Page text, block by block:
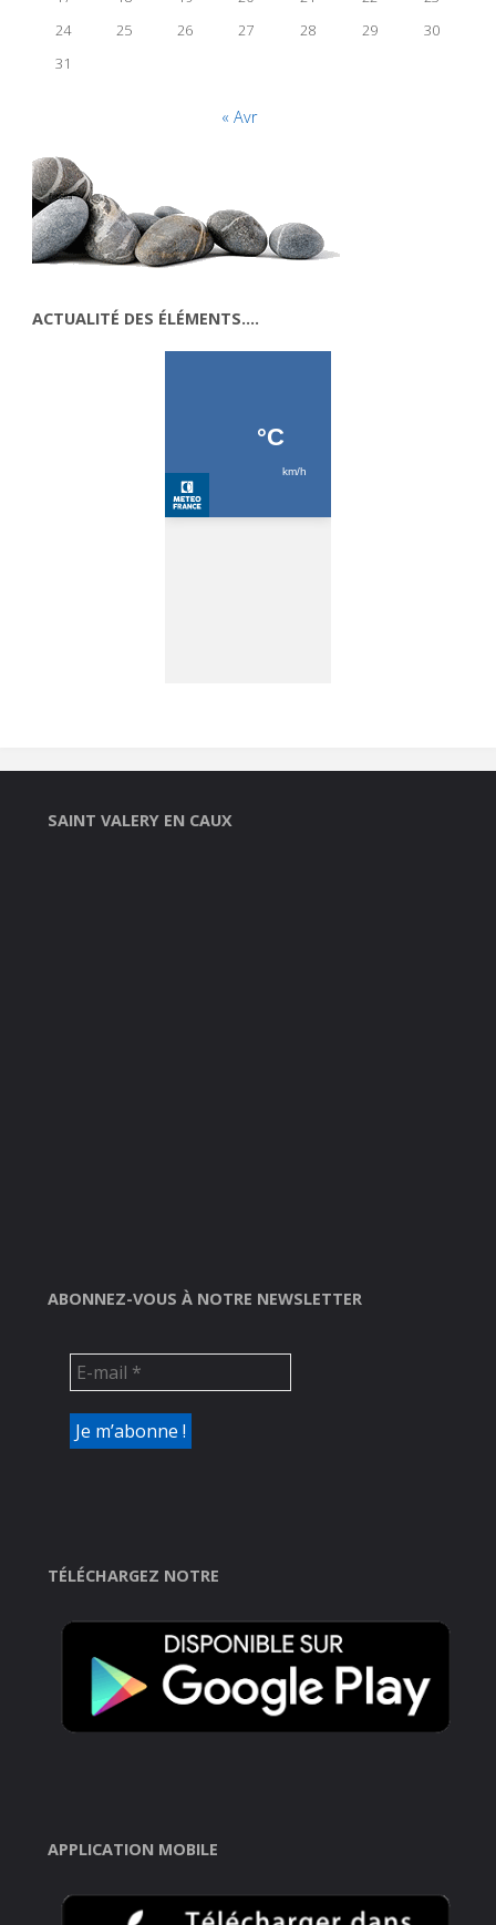
24
25 26 27 28 29
30
31
« Avr
ACTUALITÉ DES ÉLÉMENTS….
SAINT VALERY EN CAUX
ABONNEZ-VOUS À NOTRE NEWSLETTER
TÉLÉCHARGEZ NOTRE
APPLICATION MOBILE